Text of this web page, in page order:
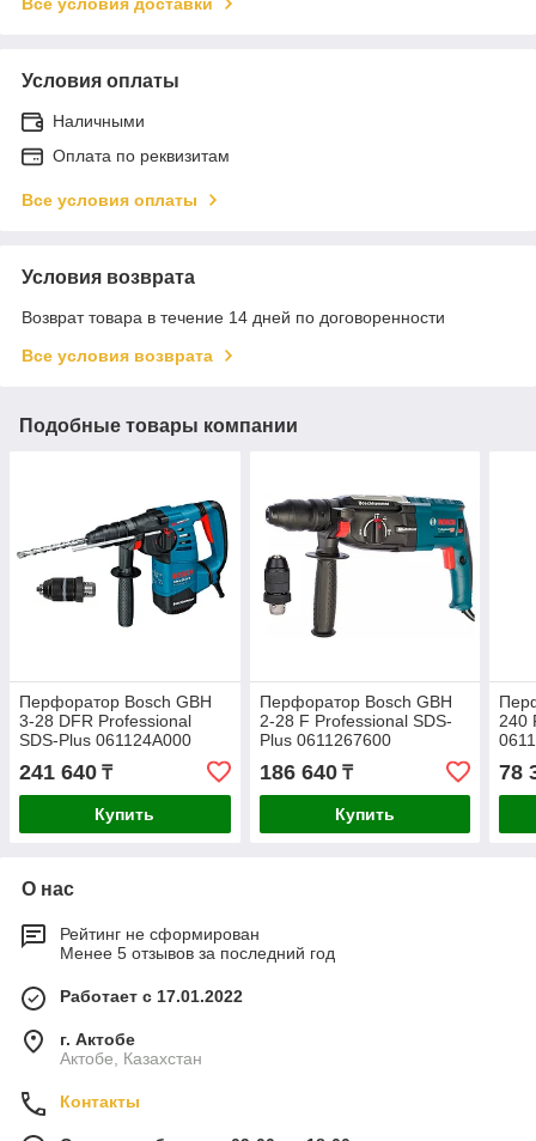
Условия оплаты
Наличными
Оплата по реквизитам
Все условия оплаты
Условия возврата
Возврат товара в течение 14 дней по договоренности
Все условия возврата
Подобные товары компании
Перфоратор Bosch GBH
3-28 DFR Professional
SDS-Plus 061124A000
241 640 ₸
Купить
Перфоратор Bosch GBH
2-28 F Professional SDS-
Plus 0611267600
186 640₸
Купить
240
78
О нас
Рейтинг не сформирован
Менее 5 отзывов за последний год
Работает с 17.01.2022
г. Актобе
Актобе, Казахстан
Контакты